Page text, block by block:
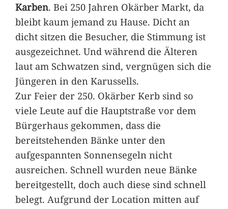
Karben. Bei 250 Jahren Okärber Markt, da
bleibt kaum jemand zu Hause. Dicht an
dicht sitzen die Besucher, die Stimmung ist
ausgezeichnet. Und während die Älteren
laut am Schwatzen sind, vergnügen sich die
Jüngeren in den Karussells.
Zur Feier der 250. Okärber Kerb sind so
viele Leute auf die Hauptstraße vor dem
Bürgerhaus gekommen, dass die
bereitstehenden Bänke unter den
aufgespannten Sonnensegeln nicht
ausreichen. Schnell wurden neue Bänke
bereitgestellt, doch auch diese sind schnell
belegt. Aufgrund der Location mitten auf